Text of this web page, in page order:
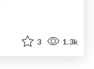
3 1.3k